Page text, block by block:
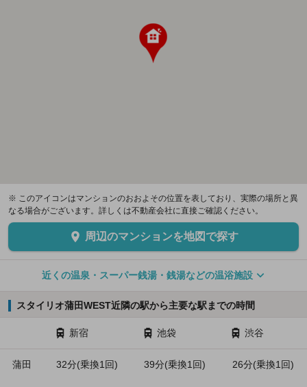
※ このアイコンはマンションのおおよその位置を表しており、実際の場所と異
なる場合がございます。詳しくは不動産会社に直接ご確認ください。
周辺のマンションを地図で探す
近くの温泉・スーパー銭湯・銭湯などの温浴施設
スタイリオ蒲田WEST近隣の駅から主要な駅までの時間
新宿 池袋 渋谷
蒲田 32分(乗換1回) 39分(乗換1回) 26分(乗換1回)